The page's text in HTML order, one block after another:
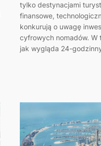
tylko destynacjami
finansowe,
konkurują o uwagę
cyfrowych nomadów. W
jak wygląda 24-